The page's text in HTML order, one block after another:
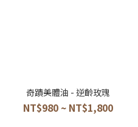
奇蹟美體油 - 逆齡玫瑰
NT$980 ~ NT$1,800